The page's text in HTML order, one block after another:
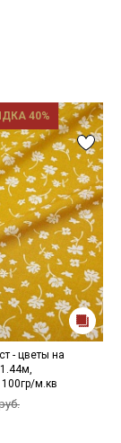
40%
- цветы на
100гр/м.кв